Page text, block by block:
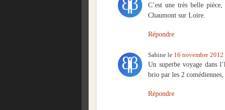
C’est une très belle
Chaumont sur Loire.
Répondre
Sabine le 16 novembre 2012
Un superbe voyage dans
brio par les 2
Répondre